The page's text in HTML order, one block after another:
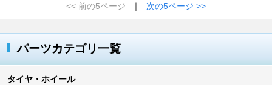
<< 前の5ページ
｜ 次の5ページ >>
パーツカテゴリ一覧
タイヤ・ホイール